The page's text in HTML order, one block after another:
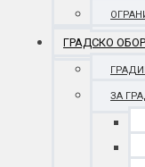
ГРАДСКО
ЗА